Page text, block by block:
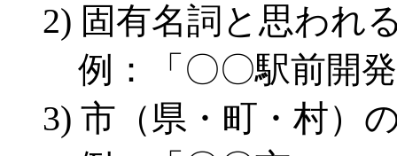
2) 固有名詞と思われ
例：「〇〇駅前開
3) 市（県・町・村）